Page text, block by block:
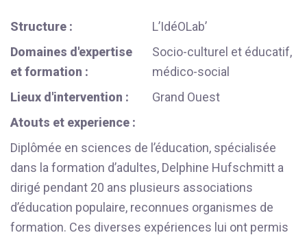
Structure :
L’IdéOLab’
Domaines d'expertise
et formation :
Socio-culturel et éducatif,
médico-social
Lieux d'intervention :
Grand Ouest
Atouts et experience :
Diplômée en sciences de l’éducation, spécialisée
dans la formation d’adultes, Delphine Hufschmitt a
dirigé pendant 20 ans plusieurs associations
d’éducation populaire, reconnues organismes de
formation. Ces diverses expériences lui ont permis